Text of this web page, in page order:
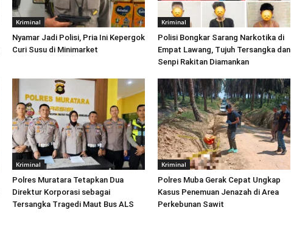
Kriminal
Nyamar Jadi Polisi, Pria Ini Kepergok
Curi Susu di Minimarket
Kriminal
Polisi Bongkar Sarang Narkotika di
Empat Lawang, Tujuh Tersangka dan
Senpi Rakitan Diamankan
Kriminal
Polres Muratara Tetapkan Dua
Direktur Korporasi sebagai
Tersangka Tragedi Maut Bus ALS
Kriminal
Polres Muba Gerak Cepat Ungkap
Kasus Penemuan Jenazah di Area
Perkebunan Sawit